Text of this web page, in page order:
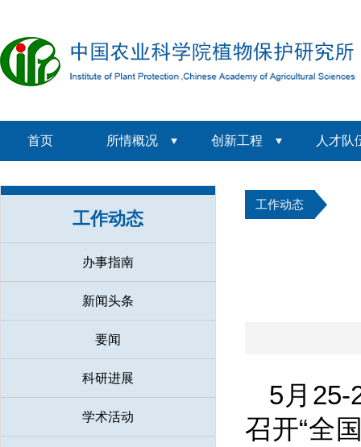
首页 所情概况 创新工程 人才队
工作动态
办事指南
新闻头条
要闻
科研进展
学术活动
工作动态
5月25-
召开“全